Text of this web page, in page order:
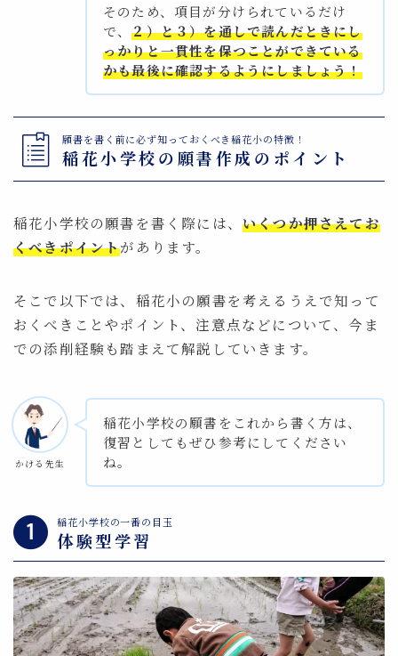
そのため、項目が分けられているだけ
で、２）と３）を通しで読んだときにし
っかりと一貫性を保つことができている
かも最後に確認するようにしましょう！
願書を書く前に必ず知っておくべき稲花小の特徴！
稲花小学校の願書作成のポイント
稲花小学校の願書を書く際には、 いくつか押さえてお
くべきポイントがあります。
そこで以下では、稲花小の願書を考えるうえで知って
おくべきことやポイント、注意点などについて、今ま
での添削経験も踏まえて解説していきます。
かける先生
稲花小学校の願書をこれから書く方は、
復習としてもぜひ参考にしてください
ね。
稲花小学校の一番の目玉
体験型学習